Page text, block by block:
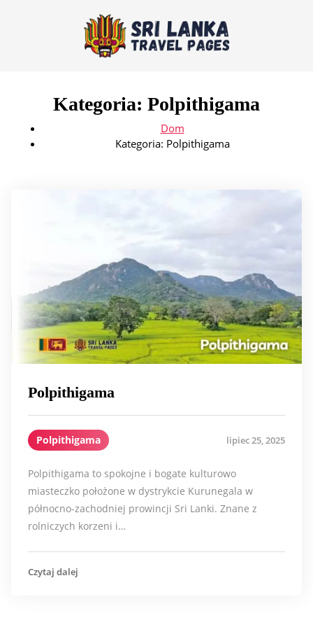
Kategoria: Polpithigama
Dom
Kategoria: Polpithigama
Polpithigama
Polpithigama lipiec 25, 2025
Polpithigama to spokojne i bogate kulturowo
miasteczko położone w dystrykcie Kurunegala w
północno-zachodniej prowincji Sri Lanki. Znane z
rolniczych korzeni i…
Czytaj dalej